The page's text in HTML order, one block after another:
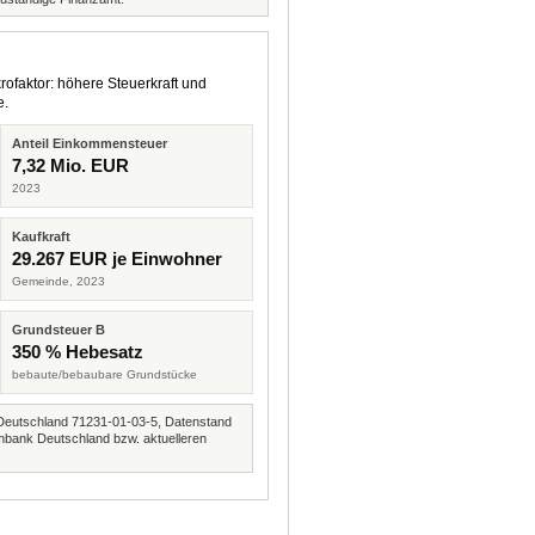
höhere Steuerkraft und
Anteil Einkommensteuer
7,32 Mio. EUR
2023
Kaufkraft
29.267 EUR je Einwohner
Gemeinde, 2023
Grundsteuer B
350 % Hebesatz
bebaute/bebaubare Grundstücke
71231-01-03-5, Datenstand
Deutschland bzw. aktuelleren